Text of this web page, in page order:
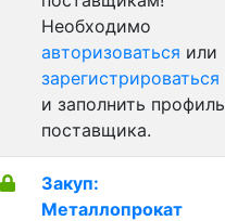
Необходимо
авторизоваться или
зарегистрироваться
и заполнить профиль
поставщика.
Закуп:
Металлопрокат